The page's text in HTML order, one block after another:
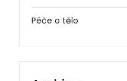
Péče o tělo